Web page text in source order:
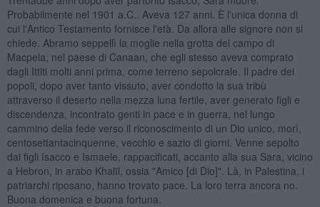
Probabilmente nel 1901 a.C.. Aveva 127 anni. È l'unica donna di
cui l'Antico Testamento fornisce l'età. Da allora alle signore non si
chiede. Abramo seppellì la moglie nella grotta del campo di
Macpela, nel paese di Canaan, che egli stesso aveva comprato
dagli Ittiti molti anni prima, come terreno sepolcrale. Il padre dei
popoli, dopo aver tanto vissuto, aver condotto la sua tribù
attraverso il deserto nella mezza luna fertile, aver generato figli e
discendenza, incontrato genti in pace e in guerra, nel lungo
cammino della fede verso il riconoscimento di un Dio unico, morì,
centosettantacinquenne, vecchio e sazio di giorni. Venne sepolto
dai figli Isacco e Ismaele, rappacificati, accanto alla sua Sara, vicino
a Hebron, in arabo Khalīl, ossia "Amico [di Dio]". Là, in Palestina, i
patriarchi riposano, hanno trovato pace. La loro terra ancora no.
Buona domenica e buona fortuna.